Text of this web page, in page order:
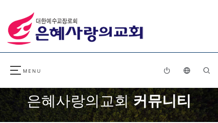
은혜사랑의교회커뮤니티